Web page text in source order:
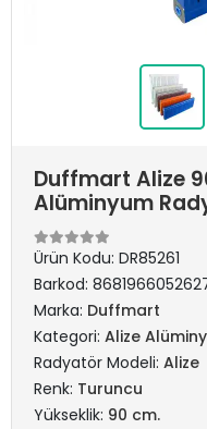
Duffmart Alize
Alüminyum
Ürün Kodu: DR85261
Barkod:
Marka: Duffmart
Kategori: Alize
Radyatör Modeli: Alize
Renk: Turuncu
Yükseklik: 90 cm.